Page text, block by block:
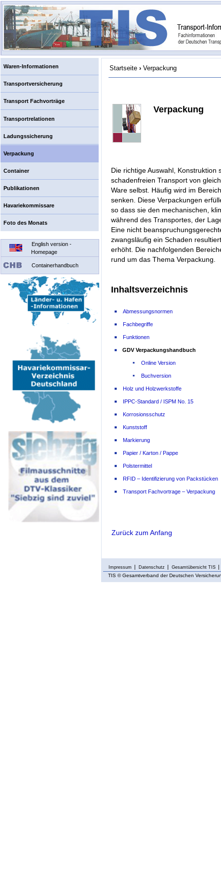
Waren-Informationen
Transportversicherung
Transport Fachvorträge
Transportrelationen
Ladungssicherung
Verpackung
Container
Publikationen
Havariekommissare
Foto des Monats
English version -
Homepage
Containerhandbuch
Startseite › Verpackung
Verpackung
Die richtige Auswahl,
schadenfreien Transport von
Ware selbst. Häufig wird im
senken. Diese Verpackungen
so dass sie den mechanischen,
während des Transportes, der
Eine nicht
zwangsläufig ein Schaden
erhöht. Die nachfolgenden
rund um das Thema Verpackung.
Inhaltsverzeichnis
Abmessungsnormen
Fachbegriffe
Funktionen
GDV Verpackungshandbuch
Online Version
Buchversion
Holz und Holzwerkstoffe
IPPC-Standard / ISPM No. 15
Korrosionsschutz
Kunststoff
Markierung
Papier / Karton / Pappe
Polstermittel
RFID – Identifizierung von Packstücken
Transport Fachvortrage – Verpackung
Zurück zum Anfang
Impressum Datenschutz Gesamtübersicht TIS
TIS © Gesamtverband der Deutschen